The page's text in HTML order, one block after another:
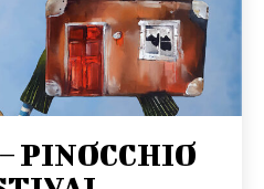
PINOCCHIO